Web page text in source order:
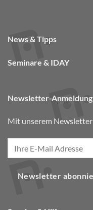
News & Tipps
Seminare & IDAY
Newsletter-Anmeldung
Mit unserem Newsletter
Newsletter